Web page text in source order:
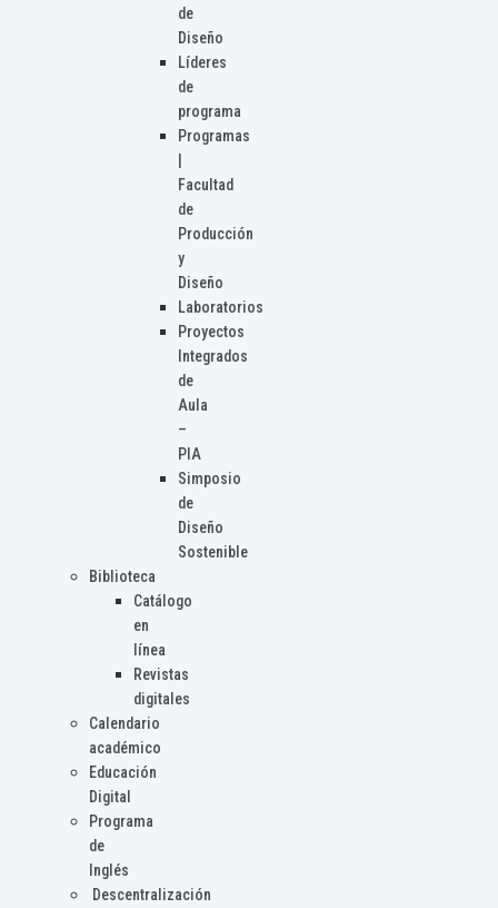
de
Diseño
Líderes
de
programa
Programas
Facultad
de
Producción
y
Diseño
Laboratorios
Proyectos
Integrados
de
Aula
–
PIA
Simposio
de
Diseño
Sostenible
Biblioteca
Catálogo
en
línea
Revistas
digitales
Calendario
académico
Educación
Digital
Programa
de
Inglés
Descentralización